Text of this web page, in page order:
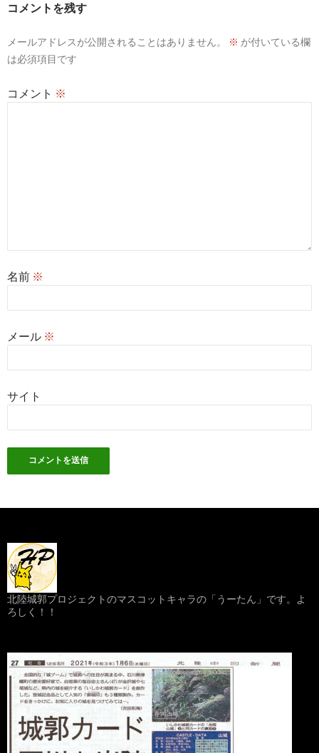
ョ
コメントを残す
メールアドレスが公開されることはありません。 ※ が付いている欄
は必須項目です
コメント ※
名前 ※
メール ※
サイト
北陸城郭プロジェクトのマスコットキャラの「うーたん」です。よ
ろしく！！